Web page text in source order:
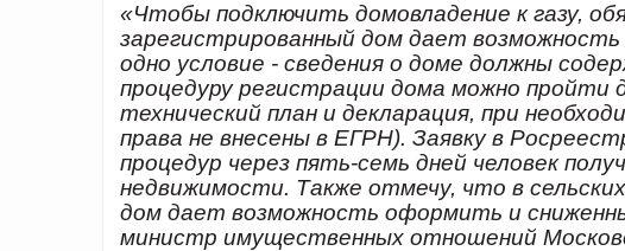
«Чтобы подключить домовладение к газу,
зарегистрированный дом дает
одно условие - сведения о доме должны
процедуру регистрации дома можно
технический план и декларация, при
права не внесены в ЕГРН). Заявку в
процедур через пять-семь дней человек
недвижимости. Также отмечу, что в
дом дает возможность оформить и
министр имущественных отношений